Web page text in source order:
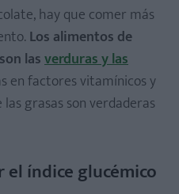
hay que comer más
Los alimentos de
lasverduras y las
en factores vitamínicos y
grasas son verdaderas
índice glucémico